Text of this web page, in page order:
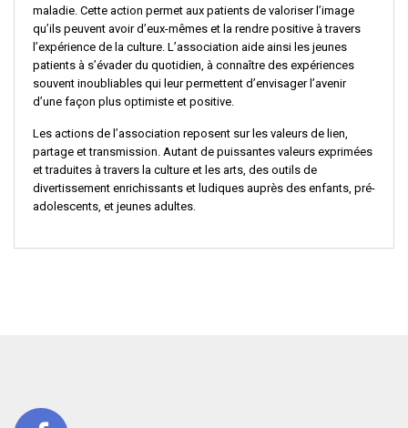
maladie. Cette action permet aux patients de valoriser l’image
qu’ils peuvent avoir d’eux-mêmes et la rendre positive à travers
l’expérience de la culture. L’association aide ainsi les jeunes
patients à s’évader du quotidien, à connaître des expériences
souvent inoubliables qui leur permettent d’envisager l’avenir
d’une façon plus optimiste et positive.
Les actions de l’association reposent sur les valeurs de lien,
partage et transmission. Autant de puissantes valeurs exprimées
et traduites à travers la culture et les arts, des outils de
divertissement enrichissants et ludiques auprès des enfants, pré-
adolescents, et jeunes adultes.